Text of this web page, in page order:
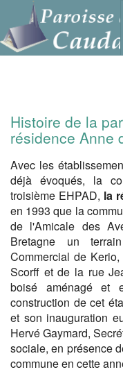
Histoire de la
résidence Anne
Avec les
déjà évoqués, la
troisième EHPAD, la
en 1993 que la
de l'Amicale des
Bretagne un
Commercial de
Scorff et de la rue
boisé aménagé et
construction de cet
et son inauguration
Hervé Gaymard,
sociale, en présence
commune en cette